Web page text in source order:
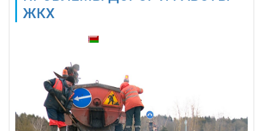
ЖКХ
Также доступны: